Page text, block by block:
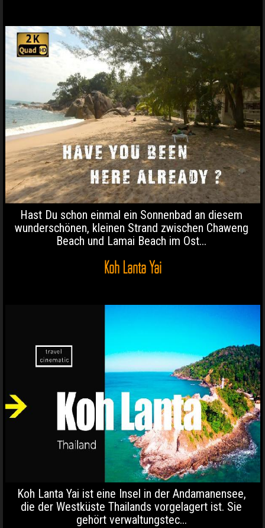
Hast Du schon einmal ein Sonnenbad an diesem
wunderschönen, kleinen Strand zwischen Chaweng
Beach und Lamai Beach im Ost...
Koh Lanta Yai
Koh Lanta Yai ist eine Insel in der Andamanensee,
die der Westküste Thailands vorgelagert ist. Sie
gehört verwaltungstec...